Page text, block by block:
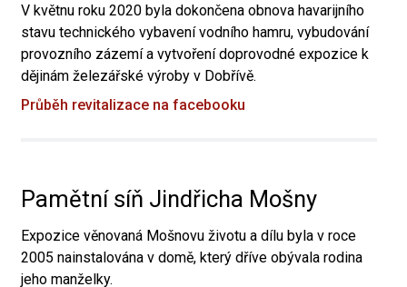
V květnu roku 2020 byla dokončena obnova havarijního
stavu technického vybavení vodního hamru, vybudování
provozního zázemí a vytvoření doprovodné expozice k
dějinám železářské výroby v Dobřívě.
Průběh revitalizace na facebooku
Pamětní síň Jindřicha Mošny
Expozice věnovaná Mošnovu životu a dílu byla v roce
2005 nainstalována v domě, který dříve obývala rodina
jeho manželky.